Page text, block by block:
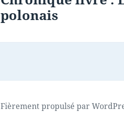
suivant :
polonais
Fièrement propulsé par